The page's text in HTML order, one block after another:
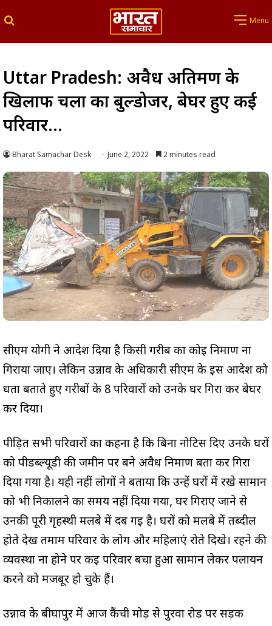
Menu
Uttar Pradesh: अवैध अतिक्रमण के
खिलाफ चला का बुल्डोजर, बेघर हुए कई
परिवार…
Bharat Samachar Desk June 2, 2022 2 minutes read
सीएम योगी ने आदेश दिया है किसी गरीब का कोई निर्माण ना
गिराया जाए। लेकिन उन्नाव के अधिकारी सीएम के इस आदेश को
धता बताते हुए गरीबों के 8 परिवारों को उनके घर गिरा कर बेघर
कर दिया।
पीड़ित सभी परिवारों का कहना है कि बिना नोटिस दिए उनके घरों
को पीडब्ल्यूडी की जमीन पर बने अवैध निर्माण बता कर गिरा
दिया गया है। यही नहीं लोगों ने बताया कि उन्हें घरों में रखे सामान
को भी निकालने का समय नहीं दिया गया, घर गिराए जाने से
उनकी पूरी गृहस्थी मलबे में दब गई है। घरों को मलबे में तब्दील
होते देख तमाम परिवार के लोग और महिलाएं रोते दिखे। रहने की
व्यवस्था ना होने पर कई परिवार बचा हुआ सामान लेकर पलायन
करने को मजबूर हो चुके हैं।
उन्नाव के बीघापुर में आज कैंची मोड़ से पुरवा रोड पर सड़क